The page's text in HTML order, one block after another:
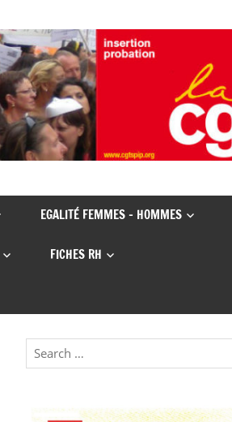
EGALITÉ FEMMES – HOMMES
FICHES RH